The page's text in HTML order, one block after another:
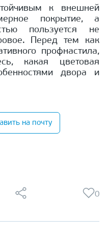
к внешней
покрытие, а
пользуется не
Перед тем как
профнастила,
какая цветовая
двора и
на почту
0